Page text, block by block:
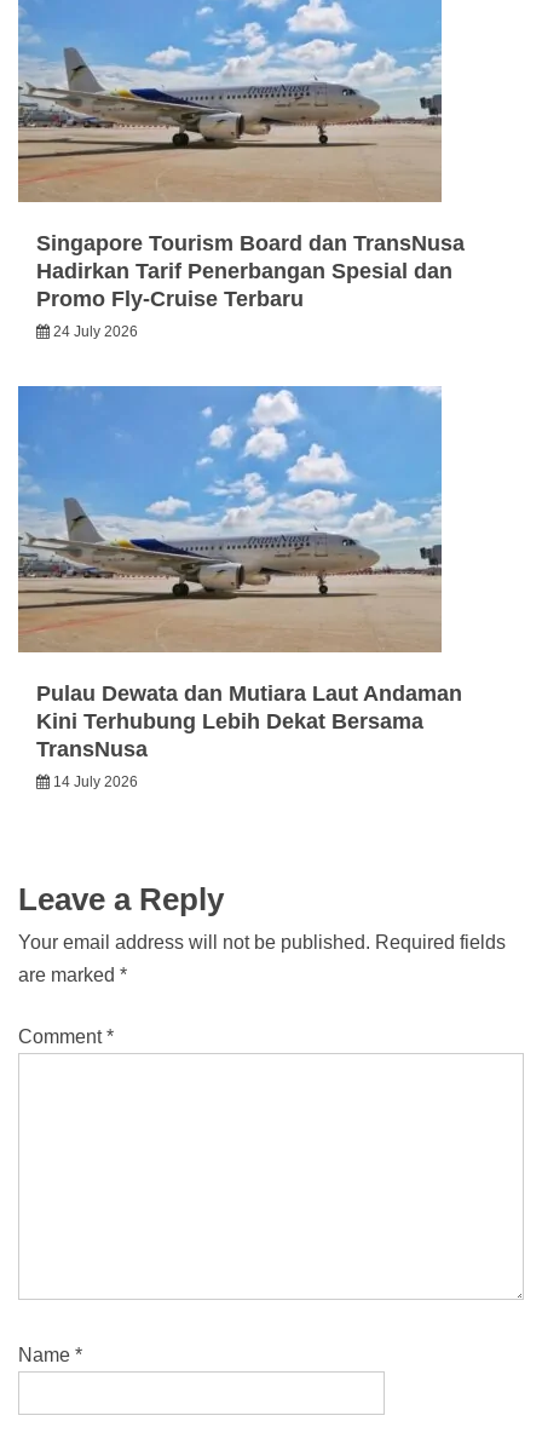
Singapore Tourism Board dan TransNusa
Hadirkan Tarif Penerbangan Spesial dan
Promo Fly-Cruise Terbaru
24 July 2026
Pulau Dewata dan Mutiara Laut Andaman
Kini Terhubung Lebih Dekat Bersama
TransNusa
14 July 2026
Leave a Reply
Your email address will not be published. Required fields
are marked *
Comment*
Name *